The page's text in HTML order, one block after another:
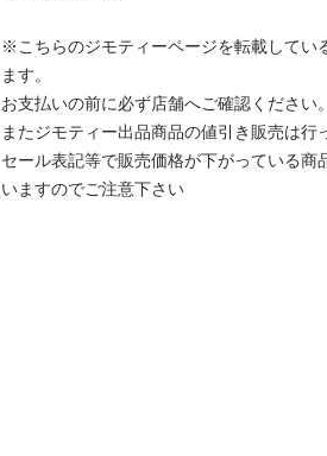
※こちらのジモティーページを転載してい
ます。
お支払いの前に必ず店舗へご確認ください。
またジモティー出品商品の値引き販売は行
セール表記等で販売価格が下がっている商
いますのでご注意下さい